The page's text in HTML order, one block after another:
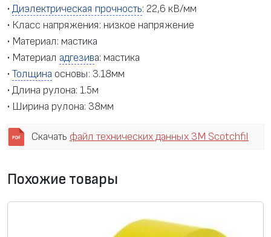
м
е
т
и
з
и
р
у
ю
а
л
•Диэлектрическая прочность: 22,6 кВ/мм
• Класс напряжения: низкое напряжение
• Материал: мастика
• Материал адгезива: мастика
•Толщина основы: 3.18мм
• Длина рулона: 1.5м
• Ширина рулона: 38мм
Скачать файл технических данных 3M Scotchfil
Похожие товары